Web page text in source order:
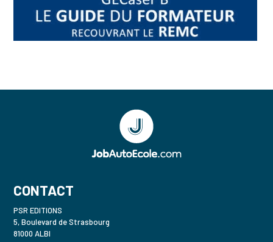
CONTACT
PSR EDITIONS
5, Boulevard de Strasbourg
81000 ALBI